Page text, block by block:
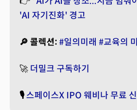
'AI 자기진화' 경고
🔎 콜렉션: #일의미래 #교육의
🚀 더밀크 구독하기
🎙️스페이스X IPO 웨비나 무료 신